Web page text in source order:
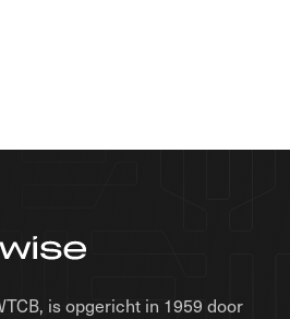
is opgericht in 1959 door